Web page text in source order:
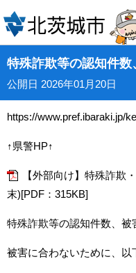
特殊詐欺等の認知件数
公開日 2026年01月20日
https://www.pref.ibaraki.jp/
↑県警HP↑
【外部向け】特殊詐欺
末)[PDF：315KB]
特殊詐欺等の認知件数、被
被害に合わないために、以